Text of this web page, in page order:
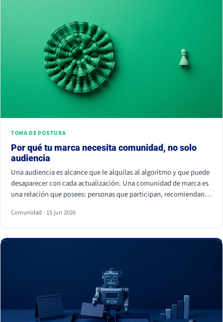
TOMA DE POSTURA
Por qué tu marca necesita comunidad, no solo
audiencia
Una audiencia es alcance que le alquilas al algoritmo y que puede
desaparecer con cada actualización. Una comunidad de marca es
una relación que posees: personas que participan, recomiendan y
comunidad sostiene el negocio cuando el alcance pagado falla.
Comunidad · 15 jun 2026